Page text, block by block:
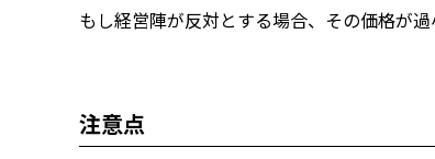
もし経営陣が反対とする場合、その価格が
注意点